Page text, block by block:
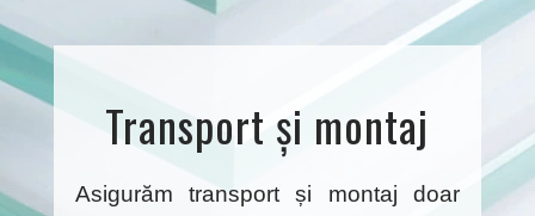
Transport și montaj
Asigurăm transport și montaj doar